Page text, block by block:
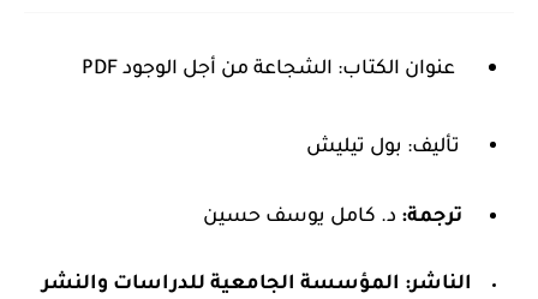
عنوان الكتاب: الشجاعة من أجل الوجود PDF
تأليف: بول تيليش
ترجمة: د. كامل يوسف حسين
الناشر: المؤسسة الجامعية للدراسات والنشر